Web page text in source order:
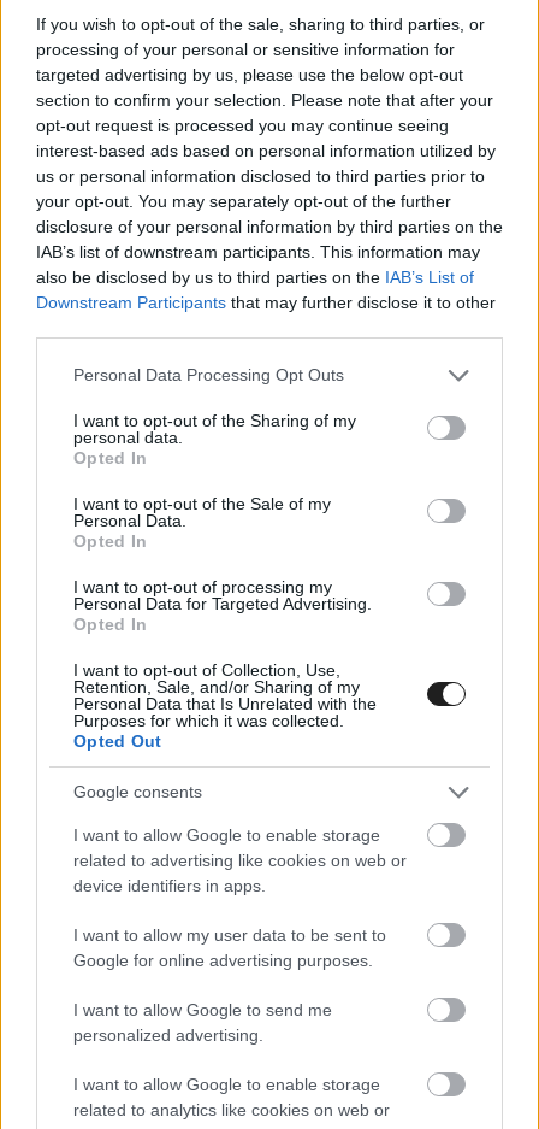
If you wish to opt-out of the sale, sharing to third parties, or
processing of your personal or sensitive information for
targeted advertising by us, please use the below opt-out
section to confirm your selection. Please note that after your
opt-out request is processed you may continue seeing
interest-based ads based on personal information utilized by
us or personal information disclosed to third parties prior to
your opt-out. You may separately opt-out of the further
disclosure of your personal information by third parties on the
IAB’s list of downstream participants. This information may
also be disclosed by us to third parties on the IAB’s List of
Downstream Participants that may further disclose it to other
Please note that this website/app uses one or more Google
not limited to your visit or usage behaviour. You may click to
grant or deny consent to Google and its third-party tags to
use your data for below specified purposes in below Google
consent section.
Personal Data Processing Opt Outs
I want to opt-out of the Sharing of my
personal data.
Opted In
I want to opt-out of the Sale of my
Personal Data.
Opted In
I want to opt-out of processing my
Personal Data for Targeted Advertising.
Opted In
I want to opt-out of Collection, Use,
Retention, Sale, and/or Sharing of my
Personal Data that Is Unrelated with the
Purposes for which it was collected.
Opted Out
Google consents
I want to allow Google to enable storage
related to advertising like cookies on web or
device identifiers in apps.
I want to allow my user data to be sent to
Google for online advertising purposes.
I want to allow Google to send me
personalized advertising.
I want to allow Google to enable storage
related to analytics like cookies on web or
nyilatkozott, nem szabad beleavatkozniuk a vb-
harcba. „Nem, ebből ki kell maradnunk. Ez egy
háromszereplős küzdelem három versenyző
között. A konstruktőri bajnokság megvan, a
McLaren nyerte a mi erőforrásunkkal. Holnap a
jobbik győzzön.”
FORMA-1
Verstappen vagy Piastri világbajnoki
győzelméhez
Az osztrák üzletember alighanem azért is
fogalmazott így, mert a múlt heti Katari Nagydíj
után a Red Bull megvádolta a Mercedest azzal,
Lando Norrist a 4. helyért, hogy így segítse az ő
természetesen nem így volt, Antonelli
egyszerűen hibázott, amit utólag a
szándékosságot többször hangsúlyozó Helmut
Marko is beismert, a Red Bull pedig közleményt
adott ki.